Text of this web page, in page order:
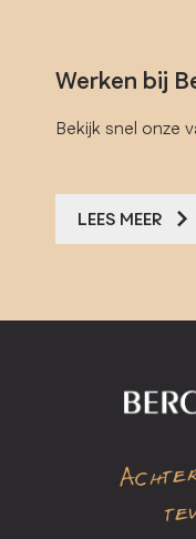
Werken bij
Bekijk snel onze
LEES MEER